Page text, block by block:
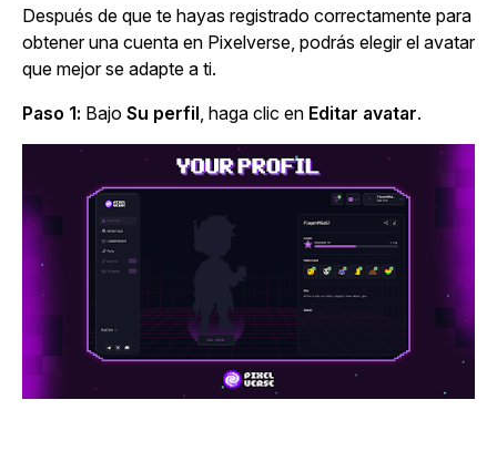
Después de que te hayas registrado correctamente para
obtener una cuenta en Pixelverse, podrás elegir el avatar
que mejor se adapte a ti.
Paso 1: Bajo Su perfil, haga clic en Editar avatar.